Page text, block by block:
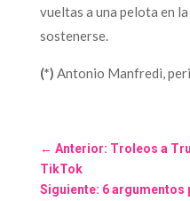
vueltas a una pelota en
sostenerse.
(*) Antonio Manfredi,
← Anterior: Troleos a
TikTok
Siguiente: 6 argumentos